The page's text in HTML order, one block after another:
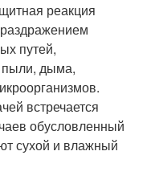
реакция
путей,
пыли, дыма,
встречается
обусловленный
сухой и влажный